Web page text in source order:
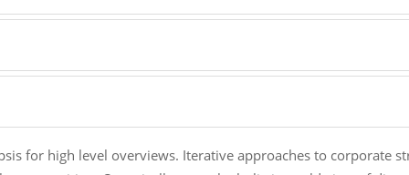
for high level overviews. Iterative approaches to corporate